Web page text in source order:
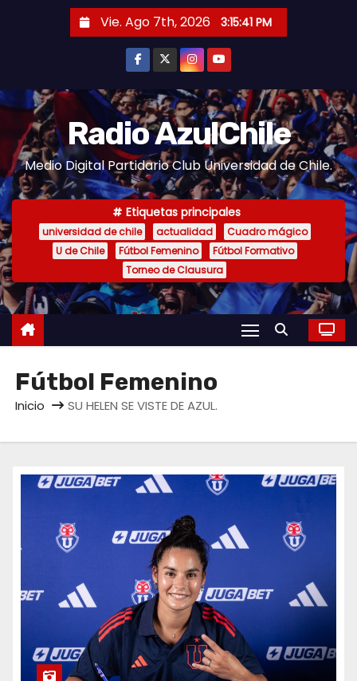
a
l
c
o
n
t
e
n
d
Vie. Ago 7th, 2026 3:15:42 PM
Radio AzulChile
Medio Digital Partidario Club Universidad de Chile.
Etiquetas principales
universidad de chile actualidad
Cuadro mágico
U de Chile
Fútbol Femenino
Fútbol Formativo
Torneo de Clausura
Fútbol Femenino
Inicio SU HELEN SE VISTE DE AZUL.